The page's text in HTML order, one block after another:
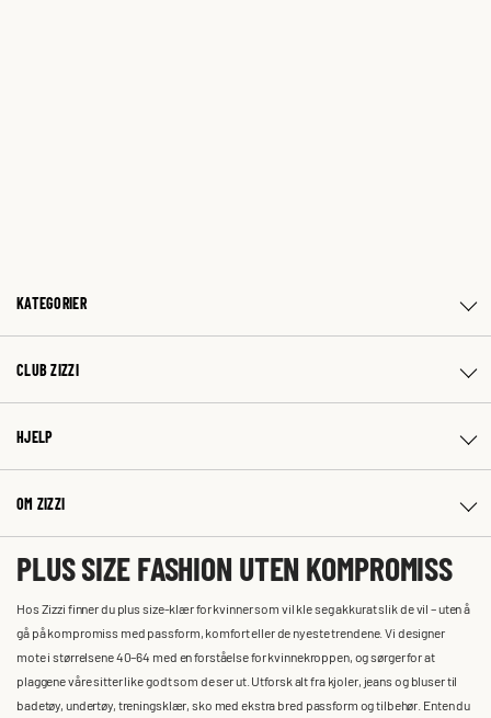
KATEGORIER
CLUB ZIZZI
HJELP
OM ZIZZI
PLUS SIZE FASHION UTEN KOMPROMISS
Hos Zizzi finner du plus size-klær for kvinner som vil kle seg akkurat slik de vil – uten å
gå på kompromiss med passform, komfort eller de nyeste trendene. Vi designer
mote i størrelsene 40–64 med en forståelse for kvinnekroppen, og sørger for at
plaggene våre sitter like godt som de ser ut. Utforsk alt fra kjoler, jeans og bluser til
badetøy, undertøy, treningsklær, sko med ekstra bred passform og tilbehør. Enten du